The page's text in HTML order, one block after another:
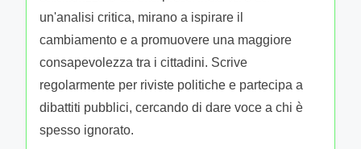
un'analisi critica, mirano a ispirare il
cambiamento e a promuovere una maggiore
consapevolezza tra i cittadini. Scrive
regolarmente per riviste politiche e partecipa a
dibattiti pubblici, cercando di dare voce a chi è
spesso ignorato.